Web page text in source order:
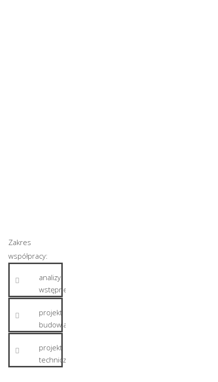
Zakres
współpracy:
analizy
wstępne
projekt
budowlany
projekt
techniczny